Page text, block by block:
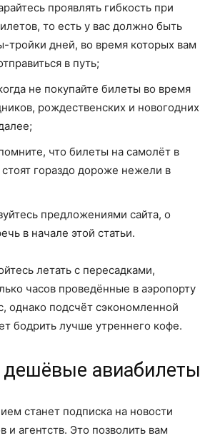
проявлять гибкость при
то есть у вас должно быть
тройки дней, во время которых вам
в путь;
не покупайте билеты во время
рождественских и новогодних
что билеты на самолёт в
гораздо дороже нежели в
предложениями сайта, о
в начале этой статьи.
летать с пересадками,
часов проведённые в аэропорту
однако подсчёт сэкономленной
бодрить лучше утреннего кофе.
дешёвые авиабилеты
станет подписка на новости
и агентств. Это позволить вам